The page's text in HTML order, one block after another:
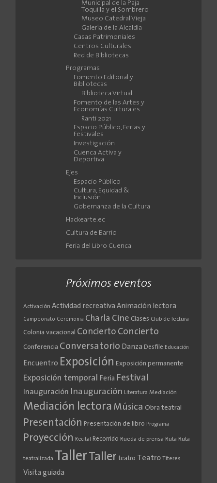
Municipal de la Paja
Toquilla y el Sombrero
Museo Catedral Vieja
Galería de la Alcaldía
Casas Patrimoniales
Centros Culturales
Red de Bibliotecas
Programas
Fomento Editorial y
Bibliotecas
Biblioteca Virtual
Fomento de las Artes y
Economías Culturales
Ranti 2021
Espacio Público, Ferias y
Festivales
Investigación
Cuenca Activa y
Deportiva
Ejes
Espacio Público
Cultura, Equidad &
Inclusión
Gobernanza de la Cultura
Hackearte.ec
Cultura de Barrio
Feria del Libro Cuenca
Próximos eventos
Activación Actividad recreativa Animación lectora
Campeonato Ceremonia Charla Cine Clases Club de lectura
Colonia vacacional Concierto Concierto
Conferencia Conversatorio Danza Desfile Educación
Encuentro Exposición Exposición permanente
Exposición temporal Feria Festival
Inauguración Inauguración Literatura Mediación
Mediación lectora Música Obra teatral
Presentación Presentación de libro Programa
Proyección Recital Recorrido Rueda de prensa Ruta Ruta
teatralizada Taller Taller teatro Teatro Títeres
Visita guiada